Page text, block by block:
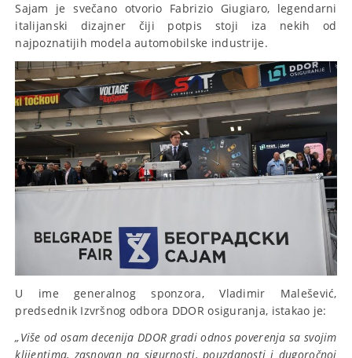
Sajam je svečano otvorio Fabrizio Giugiaro, legendarni
italijanski dizajner čiji potpis stoji iza nekih od
najpoznatijih modela automobilske industrije.
U ime generalnog sponzora, Vladimir Malešević,
predsednik Izvršnog odbora DDOR osiguranja, istakao je:
„Više od osam decenija DDOR gradi odnos poverenja sa svojim
klijentima, zasnovan na sigurnosti, pouzdanosti i dugoročnoj